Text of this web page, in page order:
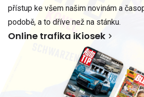
přístup ke všem našim novinám a
podobě, a to dříve než na stánku.
Online trafika iKiosek